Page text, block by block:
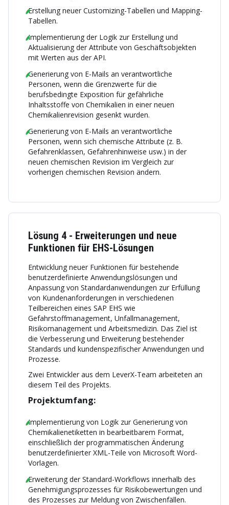
Erstellung neuer Customizing-Tabellen und Mapping-
Tabellen.
Implementierung der Logik zur Erstellung und
Aktualisierung der Attribute von Geschäftsobjekten
mit Werten aus der API.
Generierung von E-Mails an verantwortliche
Personen, wenn die Grenzwerte für die
berufsbedingte Exposition für gefährliche
Inhaltsstoffe von Chemikalien in einer neuen
Chemikalienrevision gesenkt wurden.
Generierung von E-Mails an verantwortliche
Personen, wenn sich chemische Attribute (z. B.
Gefahrenklassen, Gefahrenhinweise usw.) in der
neuen chemischen Revision im Vergleich zur
vorherigen chemischen Revision ändern.
Lösung 4 - Erweiterungen und neue
Funktionen für EHS-Lösungen
Entwicklung neuer Funktionen für bestehende
benutzerdefinierte Anwendungslösungen und
Anpassung von Standardanwendungen zur Erfüllung
von Kundenanforderungen in verschiedenen
Teilbereichen eines SAP EHS wie
Gefahrstoffmanagement, Unfallmanagement,
Risikomanagement und Arbeitsmedizin. Das Ziel ist
die Verbesserung und Erweiterung bestehender
Standards und kundenspezifischer Anwendungen und
Prozesse.
Zwei Entwickler aus dem LeverX-Team arbeiteten an
diesem Teil des Projekts.
Projektumfang:
Implementierung von Logik zur Generierung von
Chemikalienetiketten in bearbeitbarem Format,
einschließlich der programmatischen Änderung
benutzerdefinierter XML-Teile von Microsoft Word-
Vorlagen.
Erweiterung der Standard-Workflows innerhalb des
Genehmigungsprozesses für Risikobewertungen und
des Prozesses zur Meldung von Zwischenfällen.